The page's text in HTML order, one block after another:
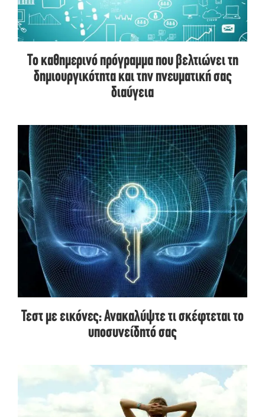
Το καθημερινό πρόγραμμα που βελτιώνει τη
δημιουργικότητα και την πνευματική σας
διαύγεια
Τεστ με εικόνες: Ανακαλύψτε τι σκέφτεται το
υποσυνείδητό σας